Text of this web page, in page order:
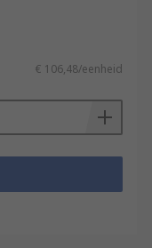
€ 106,48/eenheid